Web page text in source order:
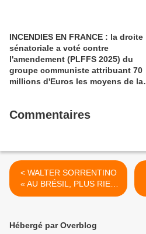
INCENDIES EN FRANCE : la droite
sénatoriale a voté contre
l'amendement (PLFFS 2025) du
groupe communiste attribuant 70
millions d'Euros les moyens de la
Commentaires
< WALTER SORRENTINO
« AU BRÉSIL, PLUS RIEN
NE SERA JAMAIS COMME
(L’HUMANITE - Mardi 6
Hébergé par Overblog